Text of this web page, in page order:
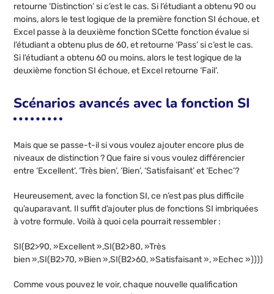
retourne ‘Distinction’ si c’est le cas. Si l’étudiant a obtenu 90 ou
moins, alors le test logique de la première fonction SI échoue, et
Excel passe à la deuxième fonction SCette fonction évalue si
l’étudiant a obtenu plus de 60, et retourne ‘Pass’ si c’est le cas.
Si l’étudiant a obtenu 60 ou moins, alors le test logique de la
deuxième fonction SI échoue, et Excel retourne ‘Fail’.
Scénarios avancés avec la fonction SI
Mais que se passe-t-il si vous voulez ajouter encore plus de
niveaux de distinction ? Que faire si vous voulez différencier
entre ‘Excellent’, ‘Très bien’, ‘Bien’, ‘Satisfaisant’ et ‘Echec’?
Heureusement, avec la fonction SI, ce n’est pas plus difficile
qu’auparavant. Il suffit d’ajouter plus de fonctions SI imbriquées
à votre formule. Voilà à quoi cela pourrait ressembler :
SI(B2>90, »Excellent »,SI(B2>80, »Très
bien »,SI(B2>70, »Bien »,SI(B2>60, »Satisfaisant », »Echec »))))
Comme vous pouvez le voir, chaque nouvelle qualification